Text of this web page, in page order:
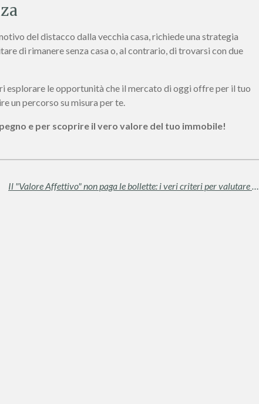
del distacco dalla vecchia casa, richiede una strategia
di rimanere senza casa o, al contrario, di trovarsi con due
esplorare le opportunità che il mercato di oggi offre per il tuo
un percorso su misura per te.
e per scoprire il vero valore del tuo immobile!
Il "Valore Affettivo" non paga le bollette: i veri criteri per valutare la tua casa